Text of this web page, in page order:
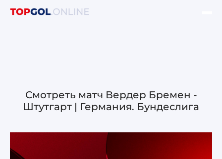
ОБЗОРЫ ЛЧ УЕФА
ОБЗОРЫ ЛЕ УЕФА
Смотреть матч Вердер Бремен -
Штутгарт | Германия. Бундеслига